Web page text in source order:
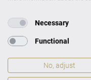
Necessary
Functional
No, adjust